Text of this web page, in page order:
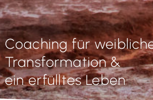
Coaching für
Transformation &
ein erfülltes Leben